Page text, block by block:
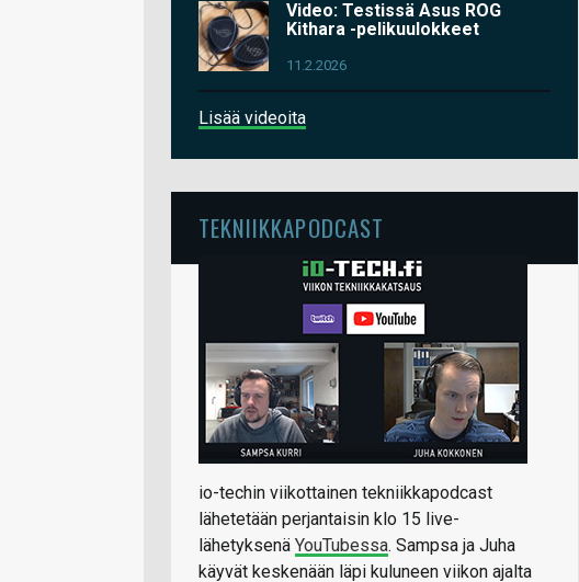
Video: Testissä Asus ROG
Kithara -pelikuulokkeet
11.2.2026
Lisää videoita
TEKNIIKKAPODCAST
io-techin viikottainen tekniikkapodcast
lähetetään perjantaisin klo 15 live-
lähetyksenä YouTubessa. Sampsa ja Juha
käyvät keskenään läpi kuluneen viikon ajalta